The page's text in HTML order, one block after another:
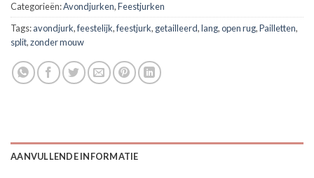
Categorieën:Avondjurken,Feestjurken
Tags:avondjurk,feestelijk,feestjurk, getailleerd,lang,open rug,Pailletten,
split,zonder mouw
AANVULLENDE INFORMATIE